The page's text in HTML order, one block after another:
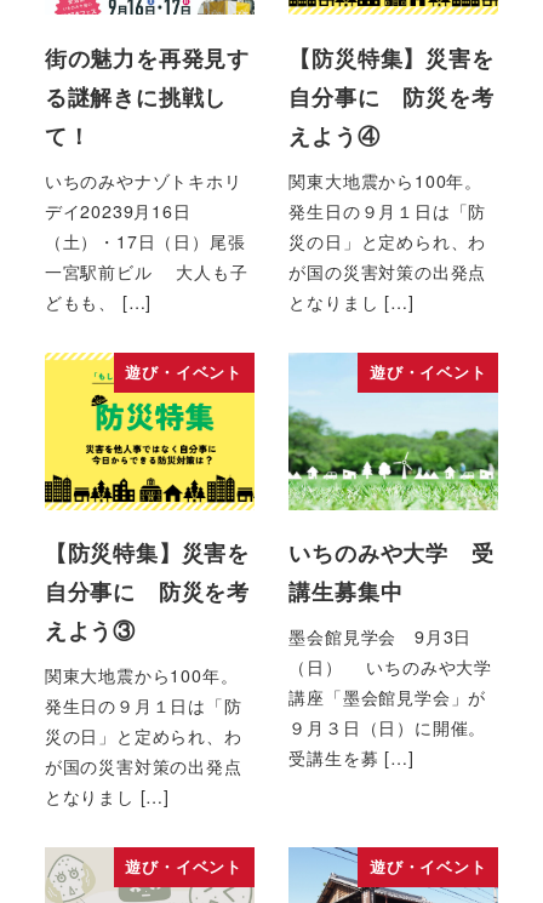
街の魅力を再発見す
る謎解きに挑戦し
て！
いちのみやナゾトキホリ
デイ20239月16日
（土）・17日（日）尾張
一宮駅前ビル 大人も子
どもも、 […]
【防災特集】災害を
自分事に 防災を考
えよう④
関東大地震から100年。
発生日の９月１日は「防
災の日」と定められ、わ
が国の災害対策の出発点
となりまし […]
遊び・イベント
【防災特集】災害を
自分事に 防災を考
えよう③
関東大地震から100年。
発生日の９月１日は「防
災の日」と定められ、わ
が国の災害対策の出発点
となりまし […]
遊び・イベント
いちのみや大学 受
講生募集中
墨会館見学会 9月3日
（日） いちのみや大学
講座「墨会館見学会」が
９月３日（日）に開催。
受講生を募 […]
遊び・イベント 遊び・イベント